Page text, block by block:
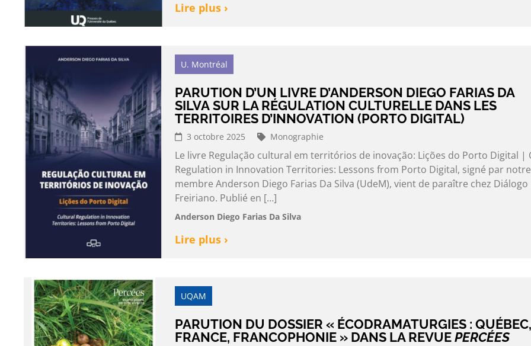
Lire plus ›
U. Montréal
PARUTION D’UN LIVRE D’ANDERSON DIEGO FARIAS DA
SILVA SUR LA RÉGULATION CULTURELLE DANS LES
TERRITOIRES D’INNOVATION (PORTO DIGITAL)
3 octobre 2025 Monographie
Le livre Regulação cultural em territórios de inovação: Lições do Porto Digital |
Regulation in Innovation Territories: Lessons from Porto Digital, signé par notre
membre Anderson Diego Farias Da Silva (UdeM), vient de paraître chez Diálogo
Freiriano. Publié en […]
Anderson Diego Farias Da Silva
Lire plus ›
UQAM
PARUTION DU DOSSIER « ÉCODRAMATURGIES : QUÉBEC,
FRANCE, FRANCOPHONIE » DANS LA REVUEPERCÉES